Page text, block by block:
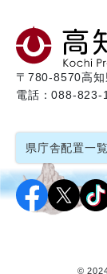
〒780-8570高
電話：088-823-
県庁舎配置一覧
©